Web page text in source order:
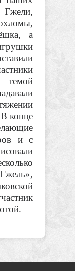
Гжели,
а
темой
конце
и с